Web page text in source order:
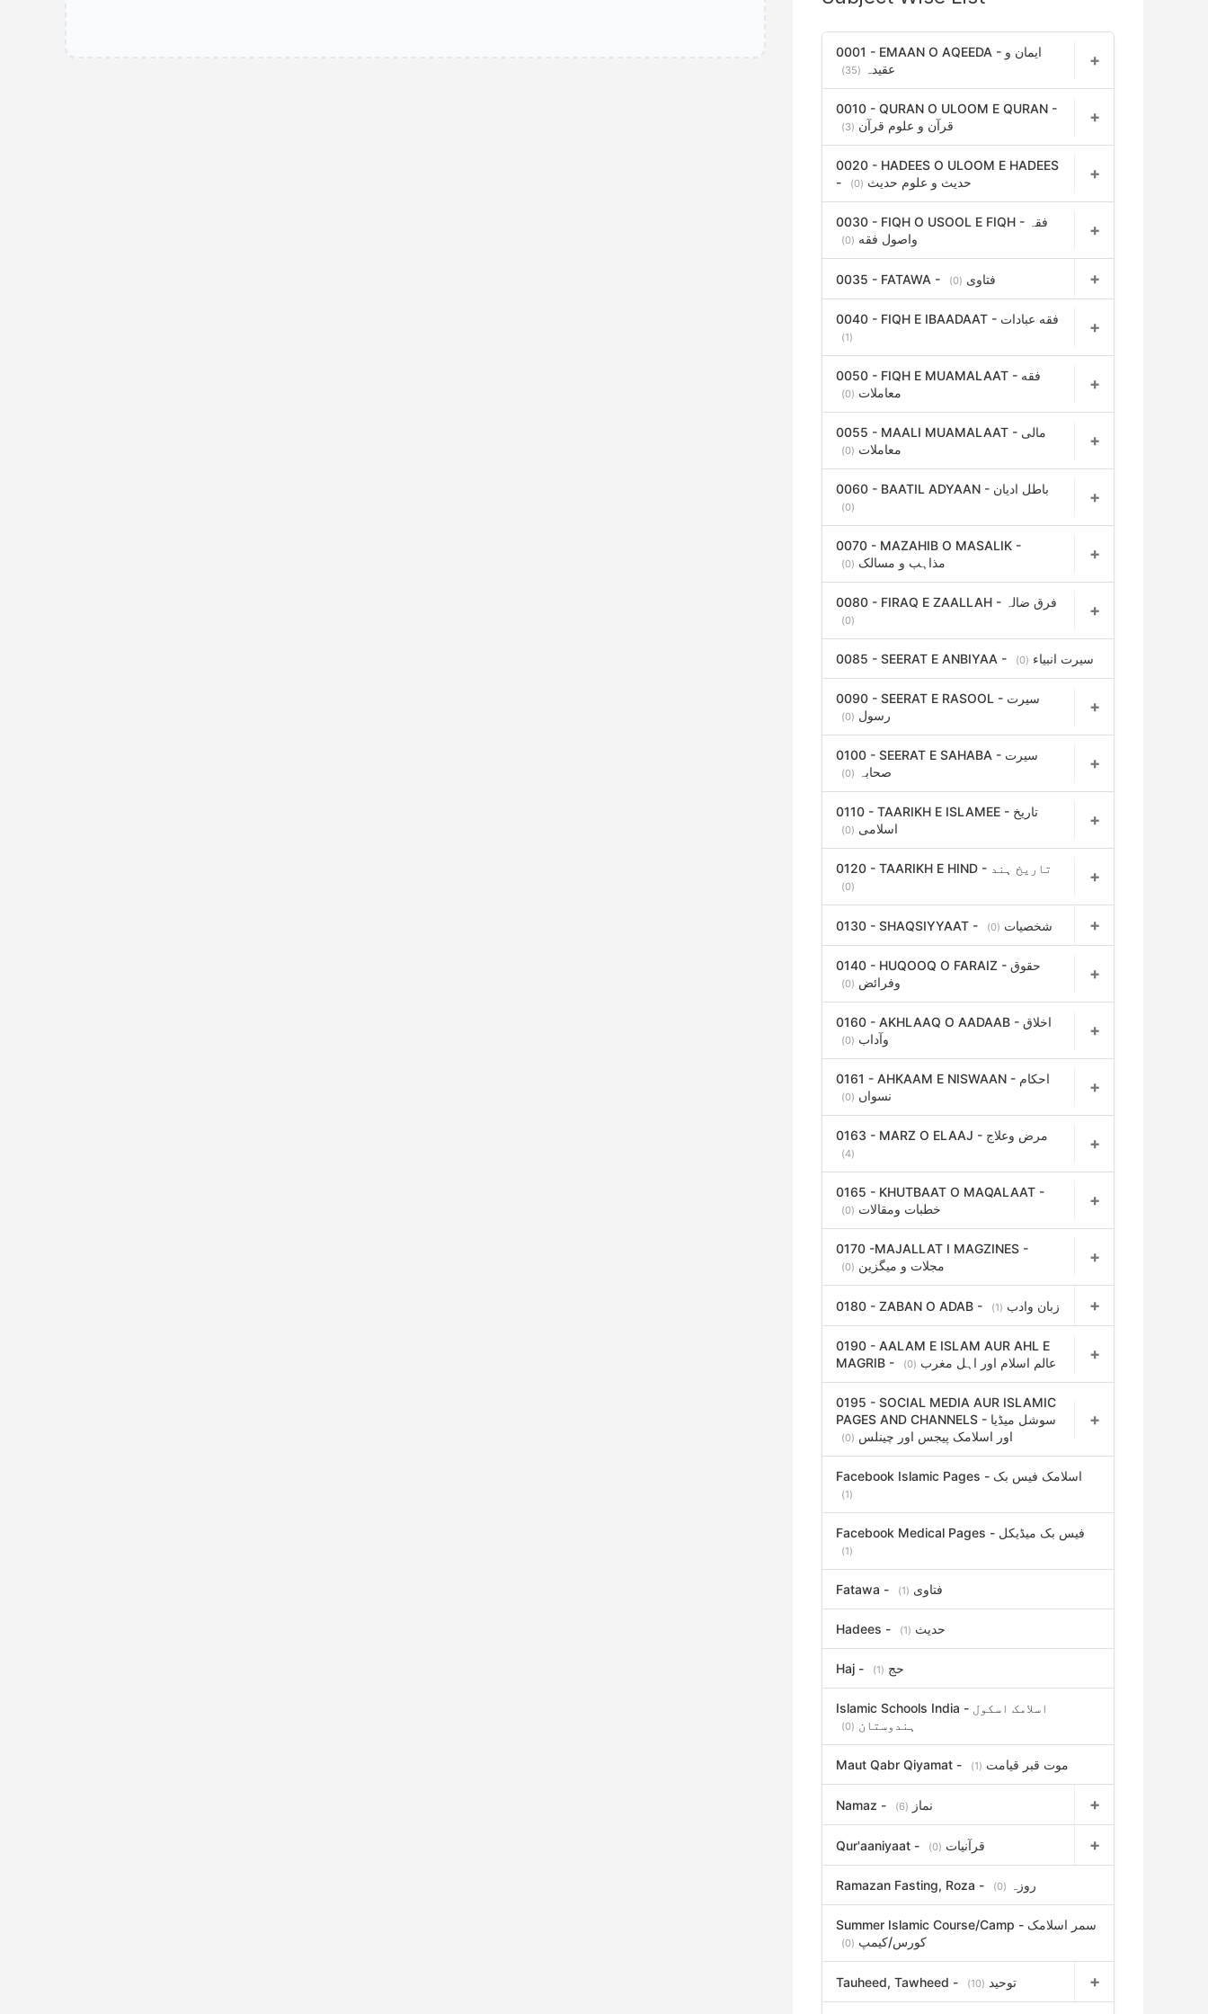
0001 - EMAAN O AQEEDA - ایمان و
عقیدہ
(35)
0010 - QURAN O ULOOM E QURAN -
قرآن و علوم قرآن (3)
0020 - HADEES O ULOOM E HADEES
- حدیث و علوم حدیث (0)
0030 - FIQH O USOOL E FIQH - فقہ
واصول فقه (0)
0035 - FATAWA - فتاوی (0)
0040 - FIQH E IBAADAAT - فقه عبادات
(1)
0050 - FIQH E MUAMALAAT - فقه
معاملات (0)
0055 - MAALI MUAMALAAT - مالی
معاملات (0)
0060 - BAATIL ADYAAN - باطل ادیان
(0)
0070 - MAZAHIB O MASALIK -
مذاہب و مسالک (0)
0080 - FIRAQ E ZAALLAH - فرق ضالہ
(0)
0085 - SEERAT E ANBIYAA - سیرت انبیاء (0)
0090 - SEERAT E RASOOL - سیرت
رسول (0)
0100 - SEERAT E SAHABA - سیرت
صحابہ
(0)
0110 - TAARIKH E ISLAMEE - تاریخ
اسلامی (0)
0120 - TAARIKH E HIND - تاریخ ہند
(0)
0130 - SHAQSIYYAAT - شخصیات (0)
0140 - HUQOOQ O FARAIZ - حقوق
وفرائض (0)
0160 - AKHLAAQ O AADAAB - اخلاق
وآداب (0)
0161 - AHKAAM E NISWAAN - احکام
نسواں (0)
0163 - MARZ O ELAAJ - مرض وعلاج
(4)
0165 - KHUTBAAT O MAQALAAT -
خطبات ومقالات (0)
0170 -MAJALLAT I MAGZINES -
مجلات و میگزین (0)
0180 - ZABAN O ADAB - زبان وادب (1)
0190 - AALAM E ISLAM AUR AHL E
MAGRIB - عالم اسلام اور اہل مغرب (0)
0195 - SOCIAL MEDIA AUR ISLAMIC
PAGES AND CHANNELS - سوشل میڈیا
اور اسلامک پیجس اور چینلس (0)
Facebook Islamic Pages - اسلامک فیس بک
(1)
Facebook Medical Pages - فیس بک میڈیکل
(1)
Fatawa - فتاوی (1)
Hadees - حدیث (1)
Haj - حج (1)
Islamic Schools India - اسلامک اسکول
ہندوستان (0)
Maut Qabr Qiyamat - موت قبر قیامت (1)
Namaz - نماز (6)
Qur'aaniyaat - قرآنیات (0)
Ramazan Fasting, Roza - روزہ (0)
Summer Islamic Course/Camp - سمر اسلامک
کورس/کیمپ (0)
Tauheed, Tawheed - توحید (10)